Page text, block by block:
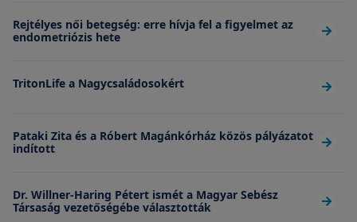
Rejtélyes női betegség: erre hívja fel a figyelmet az
endometriózis hete
TritonLife a Nagycsaládosokért
Pataki Zita és a Róbert Magánkórház közös pályázatot
indított
Dr. Willner-Haring Pétert ismét a Magyar Sebész
Társaság vezetőségébe választották